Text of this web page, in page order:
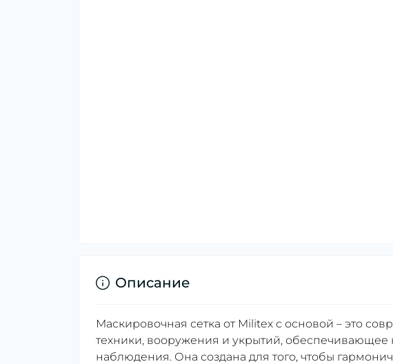
Описание
Маскировочная сетка от Militex с основой – это
техники, вооружения и укрытий, обеспечивающее
наблюдения. Она создана для того, чтобы